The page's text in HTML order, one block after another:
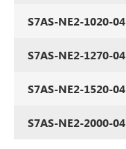
S7AS-NE2-1020-04
S7AS-NE2-1270-04
S7AS-NE2-1520-04
S7AS-NE2-2000-04